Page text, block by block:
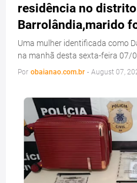
residência no
Barrolândia,marido
Uma mulher identificada como
na manhã desta sexta-feira 07/
Por obaianao.com.br - August 07,